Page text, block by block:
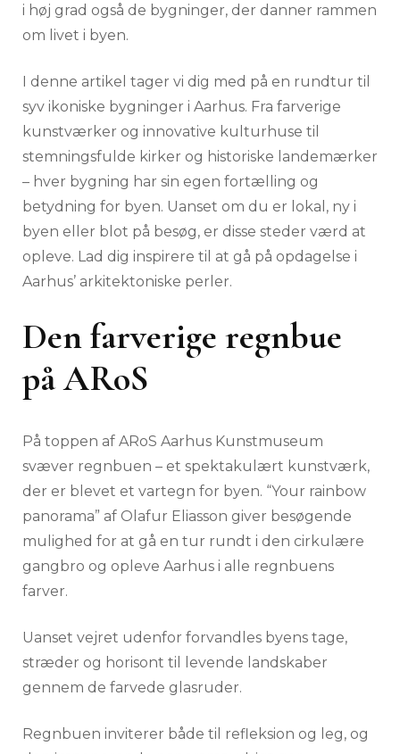
i høj grad også de bygninger, der danner rammen
om livet i byen.
I denne artikel tager vi dig med på en rundtur til
syv ikoniske bygninger i Aarhus. Fra farverige
kunstværker og innovative kulturhuse til
stemningsfulde kirker og historiske landemærker
– hver bygning har sin egen fortælling og
betydning for byen. Uanset om du er lokal, ny i
byen eller blot på besøg, er disse steder værd at
opleve. Lad dig inspirere til at gå på opdagelse i
Aarhus’ arkitektoniske perler.
Den farverige regnbue
på ARoS
På toppen af ARoS Aarhus Kunstmuseum
svæver regnbuen – et spektakulært kunstværk,
der er blevet et vartegn for byen. “Your rainbow
panorama” af Olafur Eliasson giver besøgende
mulighed for at gå en tur rundt i den cirkulære
gangbro og opleve Aarhus i alle regnbuens
farver.
Uanset vejret udenfor forvandles byens tage,
stræder og horisont til levende landskaber
gennem de farvede glasruder.
Regnbuen inviterer både til refleksion og leg, og